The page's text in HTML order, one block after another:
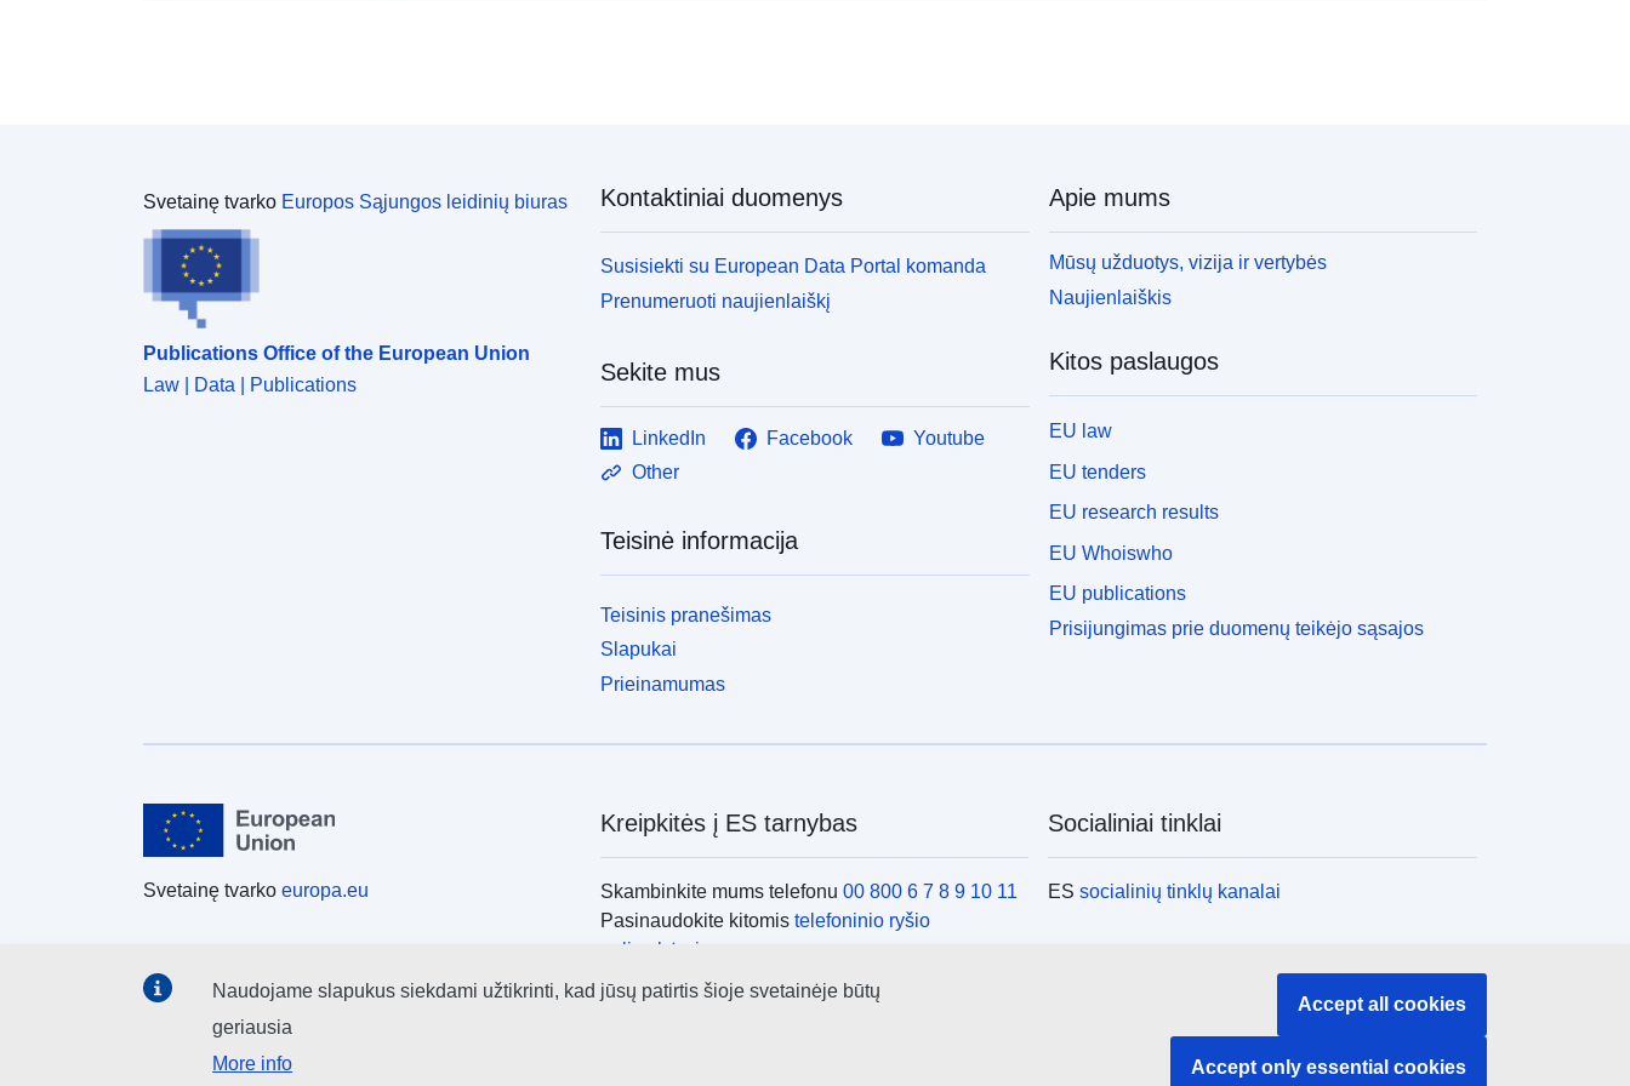
Svetainę tvarko Europos Sąjungos leidinių biuras
Publications Office of the European Union
Law | Data | Publications
Kontaktiniai duomenys
Susisiekti su European Data Portal komanda
Prenumeruoti naujienlaiškį
Sekite mus
LinkedIn Facebook
Youtube
Other
Teisinė informacija
Teisinis pranešimas
Slapukai
Prieinamumas
Apie mums
Mūsų užduotys, vizija ir vertybės
Naujienlaiškis
Kitos paslaugos
EU law
EU tenders
EU research results
EU Whoiswho
EU publications
Prisijungimas prie duomenų teikėjo sąsajos
Svetainę tvarko europa.eu
Kreipkitės į ES tarnybas
Skambinkite mums telefonu 00 800 6 7 8 9 10 11
Pasinaudokite kitomis telefoninio ryšio
galimybėmis
Rašykite mums e. paštu naudodamiesi
forma
Socialiniai tinklai
ESsocialinių tinklų kanalai
ES institucijos ir įstaigos
Naudojame slapukus siekdami užtikrinti, kad jūsų patirtis šioje svetainėje būtų
geriausia
More info
Accept all cookies
Accept only essential cookies